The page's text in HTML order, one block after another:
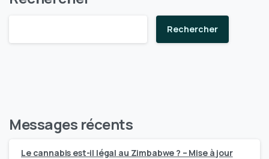
Rechercher
Messages récents
Le cannabis est-il légal au Zimbabwe ? – Mise à jour